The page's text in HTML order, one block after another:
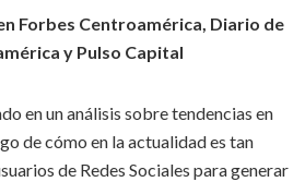
Forbes Centroamérica, Diario de
y Pulso Capital
en un análisis sobre tendencias en
de cómo en la actualidad es tan
de Redes Sociales para generar